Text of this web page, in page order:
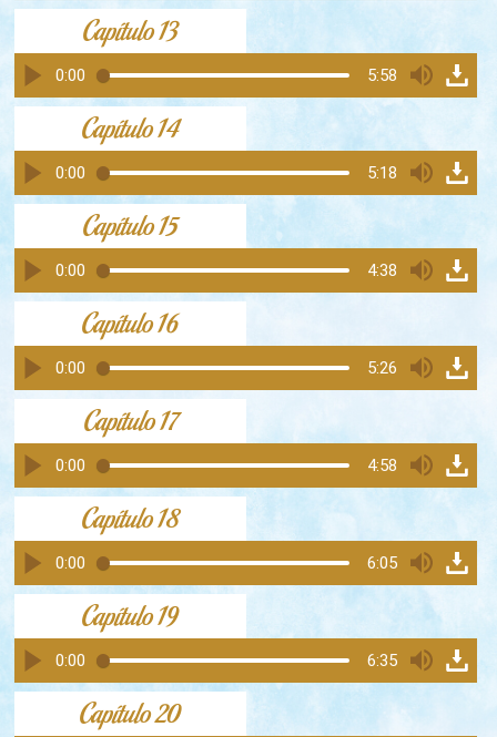
Capítulo 13
0:00 5:58
Capítulo 14
0:00 5:18
Capítulo 15
0:00 4:38
Capítulo 16
0:00 5:26
Capítulo 17
0:00 4:58
Capítulo 18
0:00 6:05
Capítulo 19
0:00 6:35
Capítulo 20